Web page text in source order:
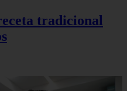
tradicional